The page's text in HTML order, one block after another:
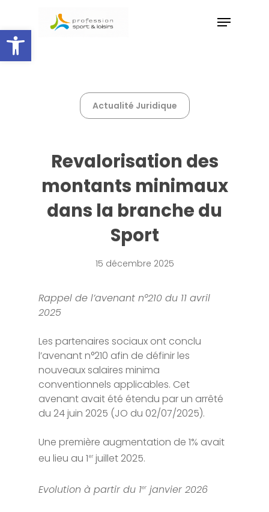
Ouvrir la barre d’outils
main
content
Menu
Actualité Juridique
Revalorisation des
montants minimaux
dans la branche du
Sport
15 décembre 2025
Rappel de l’avenant n°210 du 11 avril
2025
Les partenaires sociaux ont conclu
l’avenant n°210 afin de définir les
nouveaux salaires minima
conventionnels applicables. Cet
avenant avait été étendu par un arrêté
du 24 juin 2025 (JO du 02/07/2025).
Une première augmentation de 1% avait
eu lieu au 1erjuillet 2025.
Evolution à partir du 1er janvier 2026